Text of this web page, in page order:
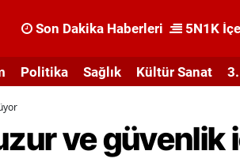
Son Dakika Haberleri 5N1K
Politika Sağlık Kültür Sanat
ve güvenlik